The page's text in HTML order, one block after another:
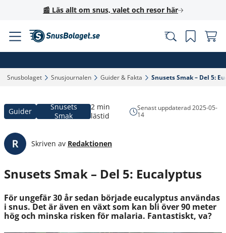
📰 Läs allt om snus, valet och resor här
Snusbolaget‎ Snusjournalen‎ Guider & Fakta‎ Snusets Smak – Del 5:
Guider
Snusets
Smak
2 min
lästid
Senast uppdaterad2025-05-
14
Skriven av Redaktionen
Snusets Smak – Del 5: Eucalyptus
För ungefär 30 år sedan började eucalyptus användas
i snus. Det är även en växt som kan bli över 90 meter
hög och minska risken för malaria. Fantastiskt, va?